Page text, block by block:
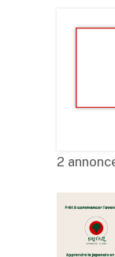
2